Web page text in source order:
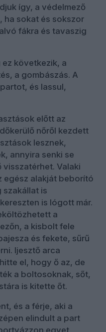
így, a védelmező
ha sokat és sokszor
fákra és tavaszig
következik, a
a gombászás. A
és lassul,
előtt az
nőről kezdett
lesznek,
annyira senki se
Valaki
egész alakját beborító
szakállat is
is lógott már.
a
a kisbolt fele
és fekete, sűrű
Ijesztő arca
el, hogy ő az, de
a boltosoknak, sőt,
is kitette őt.
és a férje, aki a
elindult a part